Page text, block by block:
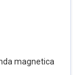
magnetica